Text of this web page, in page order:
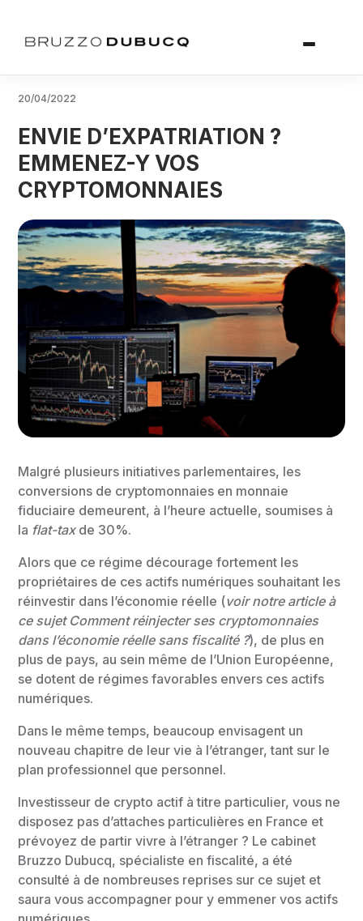
20/04/2022
ENVIE D’EXPATRIATION ?
EMMENEZ-Y VOS
CRYPTOMONNAIES
Malgré plusieurs initiatives parlementaires, les
conversions de cryptomonnaies en monnaie
fiduciaire demeurent, à l’heure actuelle, soumises à
la flat-taxde 30%.
Alors que ce régime décourage fortement les
propriétaires de ces actifs numériques souhaitant les
réinvestir dans l’économie réelle (voir notre article à
ce sujet Comment réinjecter ses cryptomonnaies
dans l’économie réelle sans fiscalité ?), de plus en
plus de pays, au sein même de l’Union Européenne,
se dotent de régimes favorables envers ces actifs
numériques.
Dans le même temps, beaucoup envisagent un
nouveau chapitre de leur vie à l’étranger, tant sur le
plan professionnel que personnel.
Investisseur de crypto actif à titre particulier, vous ne
disposez pas d’attaches particulières en France et
prévoyez de partir vivre à l’étranger ? Le cabinet
Bruzzo Dubucq, spécialiste en fiscalité, a été
consulté à de nombreuses reprises sur ce sujet et
saura vous accompagner pour y emmener vos actifs